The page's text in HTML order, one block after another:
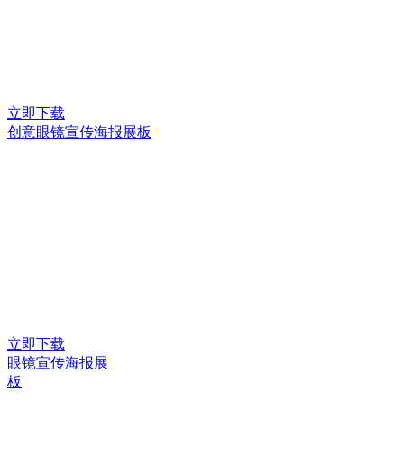
立即下载
创意眼镜宣传海报展板
立即下载
眼镜宣传海报展
板